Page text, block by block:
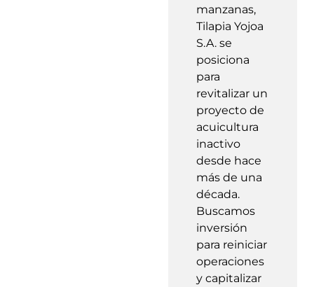
manzanas,
Tilapia Yojoa
S.A. se
posiciona
para
revitalizar un
proyecto de
acuicultura
inactivo
desde hace
más de una
década.
Buscamos
inversión
para reiniciar
operaciones
y capitalizar